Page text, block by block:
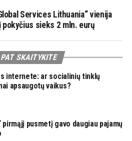
Services Lithuania“ vienija
sieks 2 mln. eurų
SKAITYKITE
internete: ar socialinių tinklų
apsaugotų vaikus?
pirmąjį pusmetį gavo daugiau pajamų